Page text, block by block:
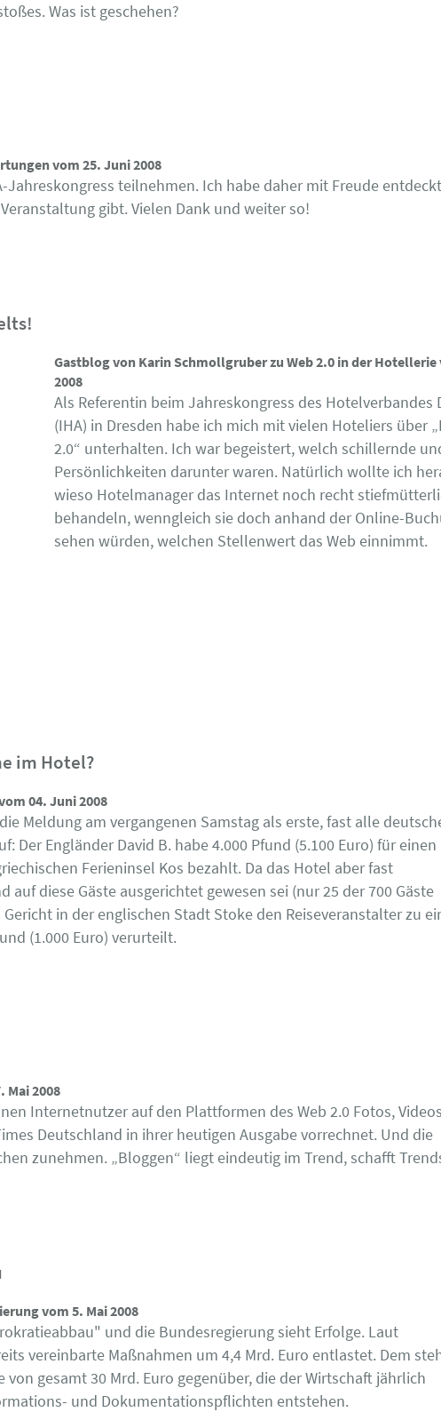
Was ist geschehen?
vom 25. Juni 2008
teilnehmen. Ich habe daher mit Freude
gibt. Vielen Dank und weiter so!
Gastblog von Karin Schmollgruber zu Web 2.0 in der Hotellerie
2008
Als Referentin beim Jahreskongress des Hotelverbandes
(IHA) in Dresden habe ich mich mit vielen Hoteliers über
2.0“ unterhalten. Ich war begeistert, welch schillernde
Persönlichkeiten darunter waren. Natürlich wollte ich
wieso Hotelmanager das Internet noch recht
behandeln, wenngleich sie doch anhand der Online-
sehen würden, welchen Stellenwert das Web einnimmt.
im Hotel?
04. Juni 2008
Meldung am vergangenen Samstag als erste, fast alle
Der Engländer David B. habe 4.000 Pfund (5.100 Euro) für einen
Ferieninsel Kos bezahlt. Da das Hotel aber fast
diese Gäste ausgerichtet gewesen sei (nur 25 der 700 Gäste
in der englischen Stadt Stoke den Reiseveranstalter zu
(1.000 Euro) verurteilt.
Mai 2008
Internetnutzer auf den Plattformen des Web 2.0 Fotos,
Deutschland in ihrer heutigen Ausgabe vorrechnet. Und die
zunehmen. „Bloggen“ liegt eindeutig im Trend, schafft
vom 5. Mai 2008
und die Bundesregierung sieht Erfolge. Laut
vereinbarte Maßnahmen um 4,4 Mrd. Euro entlastet. Dem
gesamt 30 Mrd. Euro gegenüber, die der Wirtschaft jährlich
und Dokumentationspflichten entstehen.